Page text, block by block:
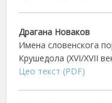
Драгана Новаков
Имена словенскога
Крушедола (XVI/XVII
Цео текст (PDF)